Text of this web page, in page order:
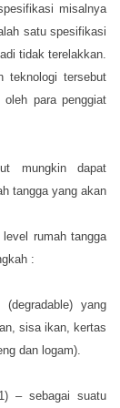
misalnya
satu spesifikasi
tidak terelakkan.
teknologi tersebut
para penggiat
mungkin dapat
tangga yang akan
rumah tangga
:
yang
sisa ikan, kertas
dan logam).
– sebagai suatu